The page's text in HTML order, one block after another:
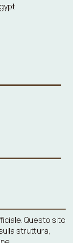
Questo sito
struttura,